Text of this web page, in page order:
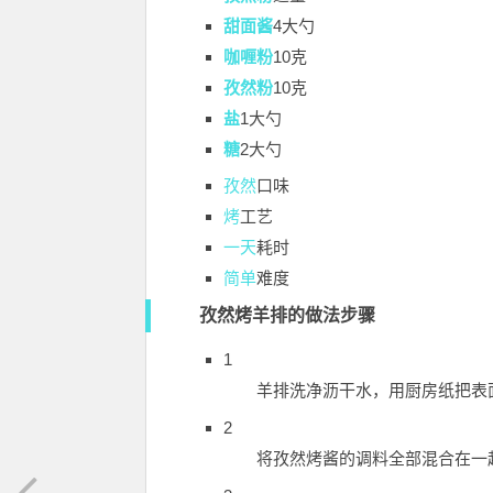
甜面酱4大勺
咖喱粉10克
孜然粉10克
盐1大勺
糖2大勺
孜然口味
烤工艺
一天耗时
简单难度
孜然烤羊排的做法步骤
1
羊排洗净沥干水，用厨房纸把表
2
将孜然烤酱的调料全部混合在一